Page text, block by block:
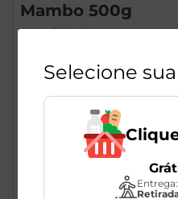
Mambo 500g
1 Unidade
Momento Mambo
,98 -23%
Selecione
Entrega: